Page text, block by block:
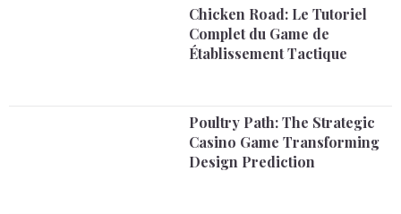
Chicken Road: Le Tutoriel
Complet du Game de
Établissement Tactique
Poultry Path: The Strategic
Casino Game Transforming
Design Prediction